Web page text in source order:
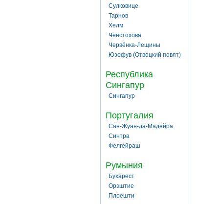
Сулковице
Тарнов
Хелм
Ченстохова
Червёнка-Лещины
Юзефув (Отвоцкий повят)
Республика
Сингапур
Сингапур
Португалия
Сан-Жуан-да-Мадейра
Синтра
Фелгейраш
Румыния
Бухарест
Орэштие
Плоешти